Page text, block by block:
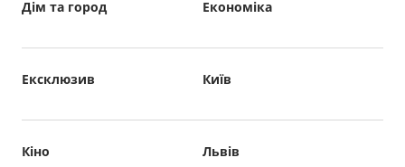
Дім та город Економіка
Ексклюзив Київ
Кіно Львів